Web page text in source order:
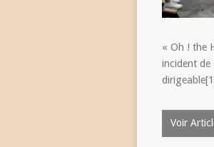
« Oh ! the
incident de
Voir